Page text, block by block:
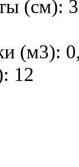
(см):
(м3):
12